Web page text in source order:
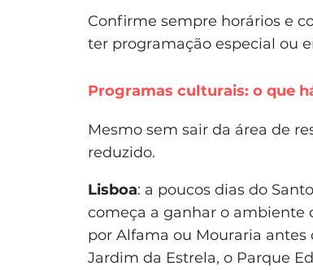
Confirme sempre horários e
ter programação especial ou
Programas culturais: o que
Mesmo sem sair da área de
reduzido.
Lisboa: a poucos dias do
começa a ganhar o ambiente
por Alfama ou Mouraria antes
Jardim da Estrela, o Parque